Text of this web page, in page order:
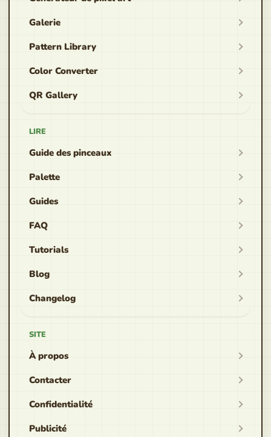
Galerie
Pattern Library
Color Converter
QR Gallery
LIRE
Guide des pinceaux
Palette
Guides
FAQ
Tutorials
Blog
Changelog
SITE
À propos
Contacter
Confidentialité
Publicité